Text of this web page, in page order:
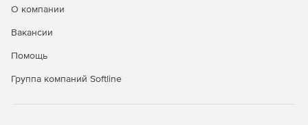
О компании
Вакансии
Помощь
Группа компаний Softline